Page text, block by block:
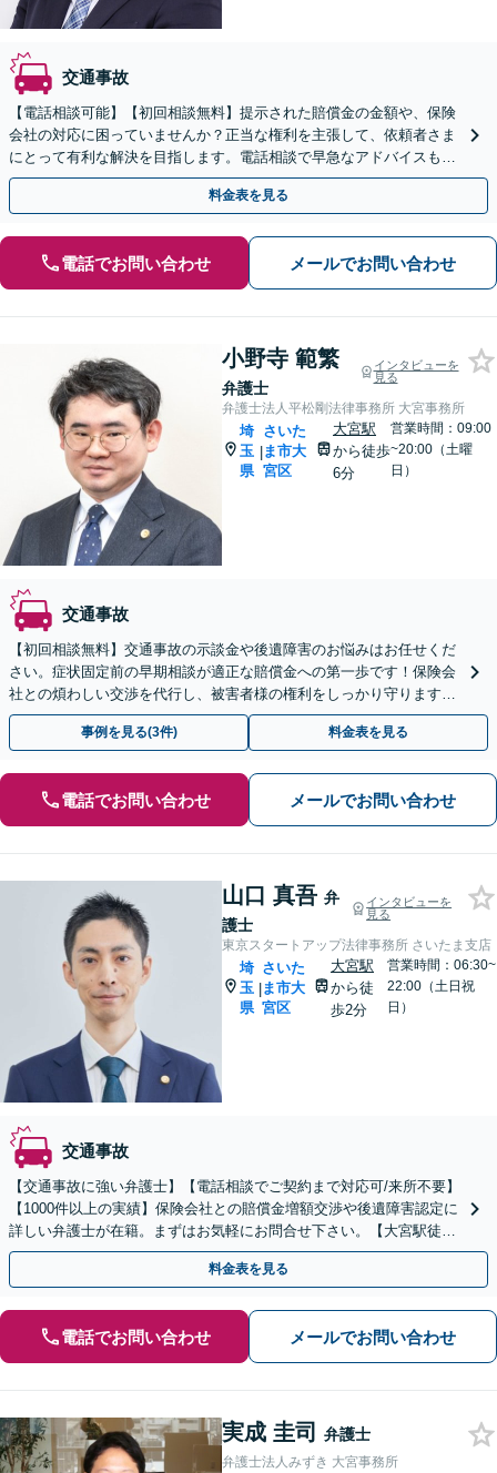
交通事故
【電話相談可能】【初回相談無料】提示された賠償金の金額や、保険
会社の対応に困っていませんか？正当な権利を主張して、依頼者さま
にとって有利な解決を目指します。電話相談で早急なアドバイスも可
能。【夜間／休日の相談可能】
料金表を見る
電話でお問い合わせ メールでお問い合わせ
小野寺 範繁
弁護士
インタビューを
見る
弁護士法人平松剛法律事務所 大宮事務所
埼
玉
県
|
さいた
ま市大
宮区
大宮駅
から徒歩
6分
営業時間：09:00
~20:00（土曜
日）
交通事故
【初回相談無料】交通事故の示談金や後遺障害のお悩みはお任せくだ
さい。症状固定前の早期相談が適正な賠償金への第一歩です！保険会
社との煩わしい交渉を代行し、被害者様の権利をしっかり守ります。
【メール・電話・WEB相談可】【夜間や休日相談可】
事例を見る(3件) 料金表を見る
電話でお問い合わせ メールでお問い合わせ
山口 真吾 弁
護士
インタビューを
見る
東京スタートアップ法律事務所 さいたま支店
埼
玉
県
|
さいた
ま市大
宮区
大宮駅
から徒
歩2分
営業時間：06:30~
22:00（土日祝
日）
交通事故
【交通事故に強い弁護士】【電話相談でご契約まで対応可/来所不要】
【1000件以上の実績】保険会社との賠償金増額交渉や後遺障害認定に
詳しい弁護士が在籍。まずはお気軽にお問合せ下さい。【大宮駅徒歩
2分】
料金表を見る
電話でお問い合わせ メールでお問い合わせ
実成 圭司 弁護士
弁護士法人みずき 大宮事務所